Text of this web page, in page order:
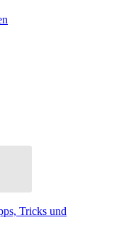
Tricks und